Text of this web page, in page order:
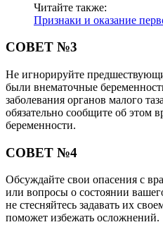
Читайте также:
Признаки и оказание
СОВЕТ №3
Не игнорируйте
были внематочные
заболевания органов малого
обязательно сообщите об этом
беременности.
СОВЕТ №4
Обсуждайте свои опасения с
или вопросы о состоянии
не стесняйтесь задавать их
поможет избежать осложнений.